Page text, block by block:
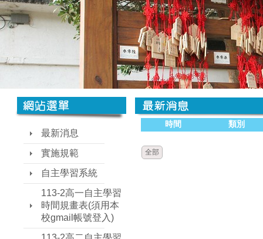
最新消息
實施規範
自主學習系統
113-2高一自主學習
時間規畫表(須用本
校gmail帳號登入)
時間 類別
全部